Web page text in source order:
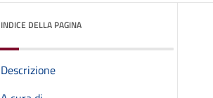
INDICE DELLA PAGINA
Descrizione